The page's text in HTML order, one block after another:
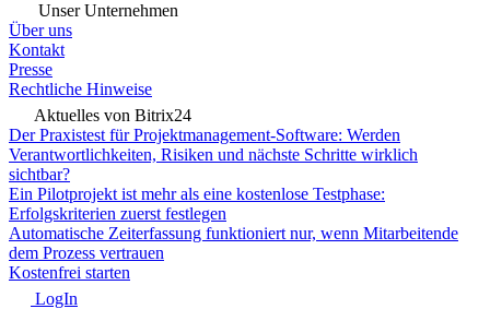
Unser Unternehmen
Über uns
Kontakt
Presse
Rechtliche Hinweise
Aktuelles von Bitrix24
Der Praxistest für Projektmanagement-Software: Werden
Verantwortlichkeiten, Risiken und nächste Schritte wirklich
sichtbar?
Ein Pilotprojekt ist mehr als eine kostenlose Testphase:
Erfolgskriterien zuerst festlegen
Automatische Zeiterfassung funktioniert nur, wenn Mitarbeitende
dem Prozess vertrauen
Kostenfrei starten
LogIn